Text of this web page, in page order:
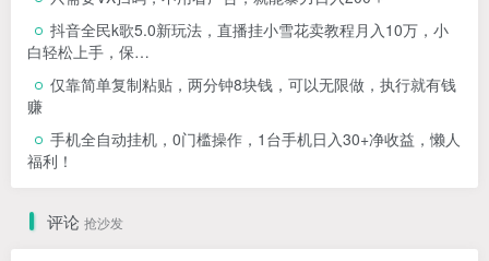
抖音全民k歌5.0新玩法，直播挂小雪花卖教程月入10万，小
白轻松上手，保…
仅靠简单复制粘贴，两分钟8块钱，可以无限做，执行就有钱
赚
手机全自动挂机，0门槛操作，1台手机日入30+净收益，懒人
福利！
评论 抢沙发